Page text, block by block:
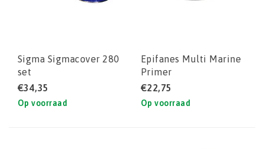
Sigma Sigmacover 280
set
€34,35
Op voorraad
Epifanes Multi Marine
Primer
€22,75
Op voorraad